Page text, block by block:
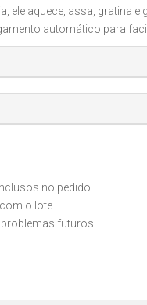
ele aquece, assa, gratina
automático para
no pedido.
o lote.
futuros.